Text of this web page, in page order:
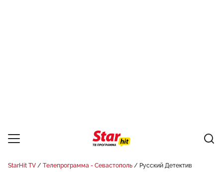
StarHit TV Телепрограмма - Севастополь Русский Детектив